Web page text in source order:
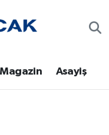
Magazin Asayiş